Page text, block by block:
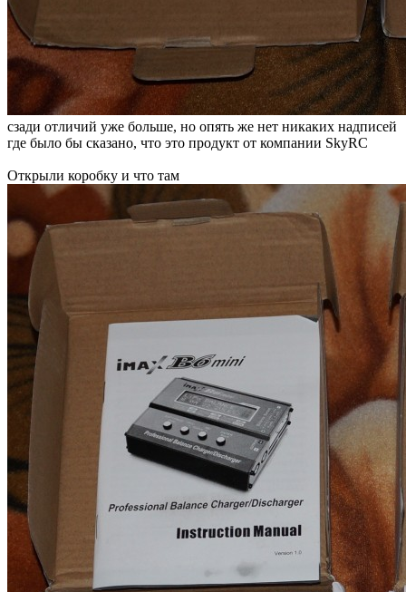
сзади отличий уже больше, но опять же нет никаких надписей
где было бы сказано, что это продукт от компании SkyRC
Открыли коробку и что там